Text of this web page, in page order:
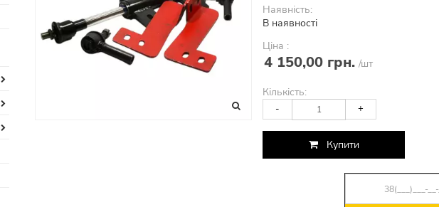
Наявність:
В наявності
Ціна :
4 150,00 грн. /шт
Кількість:
- +
Купити